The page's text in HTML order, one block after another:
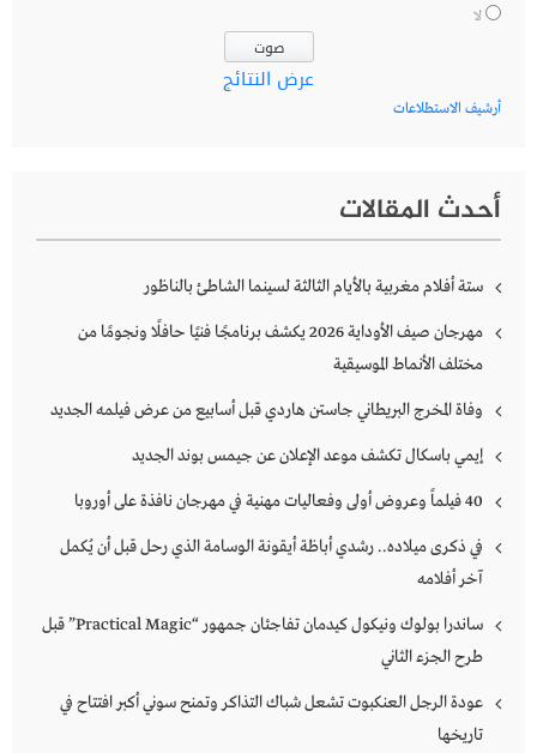
لا
عرض النتائج
أرشيف الاستطلاعات
أحدث المقالات
ستة أفلام مغربية بالأيام الثالثة لسينما الشاطئ بالناظور
مهرجان صيف الأوداية 2026 يكشف برنامجًا فنيًا حافلًا ونجومًا من
مختلف الأنماط الموسيقية
وفاة المخرج البريطاني جاستن هاردي قبل أسابيع من عرض فيلمه الجديد
إيمي باسكال تكشف موعد الإعلان عن جيمس بوند الجديد
40 فيلماً وعروض أولى وفعاليات مهنية في مهرجان نافذة على أوروبا
في ذكرى ميلاده.. رشدي أباظة أيقونة الوسامة الذي رحل قبل أن يُكمل
آخر أفلامه
ساندرا بولوك ونيكول كيدمان تفاجئان جمهور “Practical Magic” قبل
طرح الجزء الثاني
عودة الرجل العنكبوت تشعل شباك التذاكر وتمنح سوني أكبر افتتاح في
تاريخها